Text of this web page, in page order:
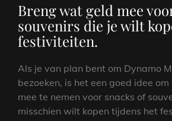
Breng wat geld mee
souvenirs die je wilt
festiviteiten.
Als je van plan bent om Dynamo
bezoeken, is het een goed idee
mee te nemen voor snacks of
misschien wilt kopen tijdens het